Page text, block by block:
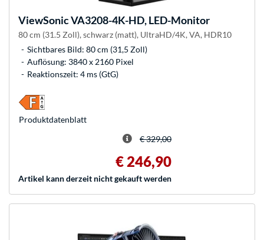
ViewSonicVA3208-4K-HD, LED-Monitor
80 cm (31.5 Zoll), schwarz (matt), UltraHD/4K, VA, HDR10
Sichtbares Bild: 80 cm (31,5 Zoll)
Auflösung: 3840 x 2160 Pixel
Reaktionszeit: 4 ms (GtG)
€ 329,00
€ 246,90
Artikel kann derzeit nicht gekauft werden
Produkt­datenblatt